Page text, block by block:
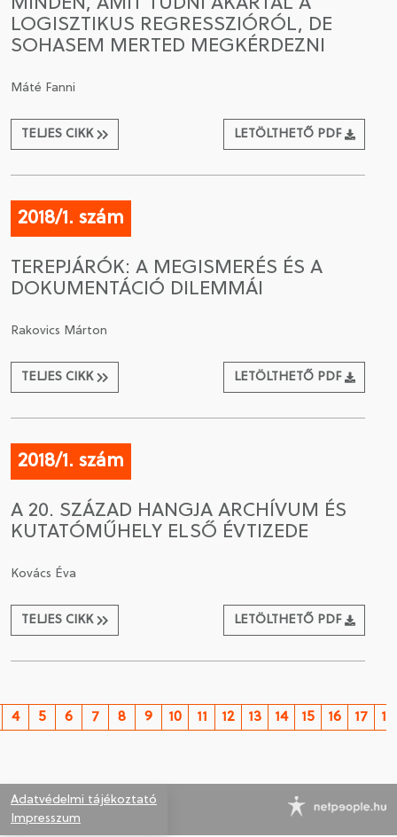
LOGISZTIKUS REGRESSZIÓRÓL, DE
SOHASEM MERTED MEGKÉRDEZNI
Máté Fanni
TELJES CIKK LETÖLTHETŐ PDF
2018/1. szám
TEREPJÁRÓK: A MEGISMERÉS ÉS A
DOKUMENTÁCIÓ DILEMMÁI
Rakovics Márton
TELJES CIKK LETÖLTHETŐ PDF
2018/1. szám
A 20. SZÁZAD HANGJA ARCHÍVUM ÉS
KUTATÓMŰHELY ELSŐ ÉVTIZEDE
Kovács Éva
TELJES CIKK LETÖLTHETŐ PDF
4 5 6 7 8 9 10 11 12 13 14 15 16 17 18
Adatvédelmi tájékoztató
Impresszum